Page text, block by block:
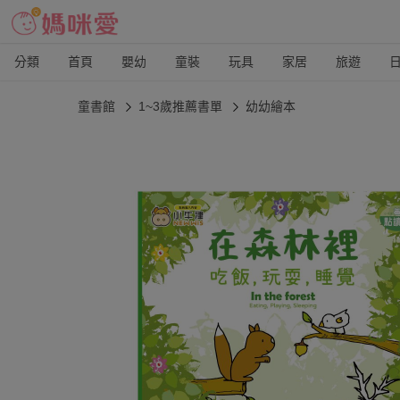
分類 首頁 嬰幼 童裝 玩具 家居 旅遊
童書館 1~3歲推薦書單 幼幼繪本